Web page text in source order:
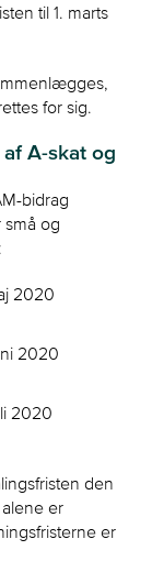
til 1. marts
for sig.
A-skat og
bidrag
og
2020
2020
2020
den
er
er